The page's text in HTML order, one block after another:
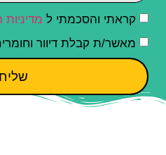
קראתי והסכמתי ל
מאשר/ת קבלת דיוור